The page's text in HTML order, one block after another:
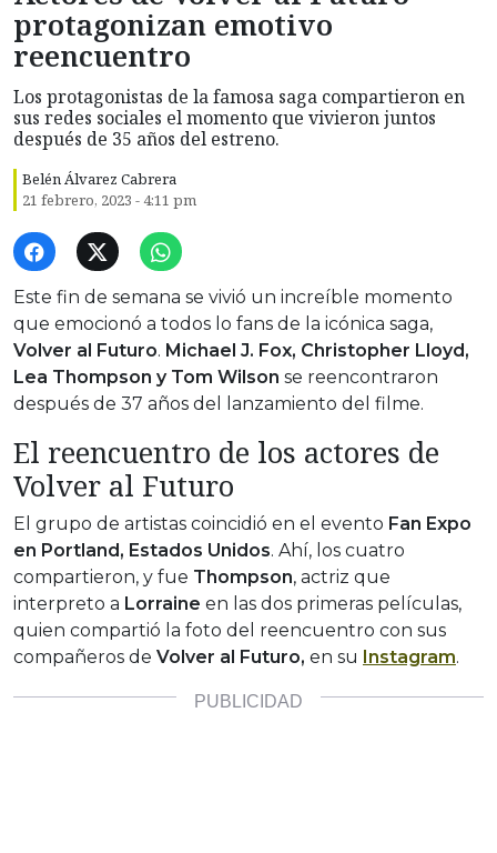
protagonizan emotivo
reencuentro
Los protagonistas de la famosa saga compartieron en
sus redes sociales el momento que vivieron juntos
después de 35 años del estreno.
Belén Álvarez Cabrera
21 febrero, 2023 - 4:11 pm
Este fin de semana se vivió un increíble momento
que emocionó a todos lo fans de la icónica saga,
Volver al Futuro. Michael J. Fox, Christopher Lloyd,
Lea Thompson y Tom Wilson se reencontraron
después de 37 años del lanzamiento del filme.
El reencuentro de los actores de
Volver al Futuro
El grupo de artistas coincidió en el evento Fan Expo
en Portland, Estados Unidos. Ahí, los cuatro
compartieron, y fue Thompson, actriz que
interpreto a Lorraine en las dos primeras películas,
quien compartió la foto del reencuentro con sus
compañeros de Volver al Futuro, en su Instagram.